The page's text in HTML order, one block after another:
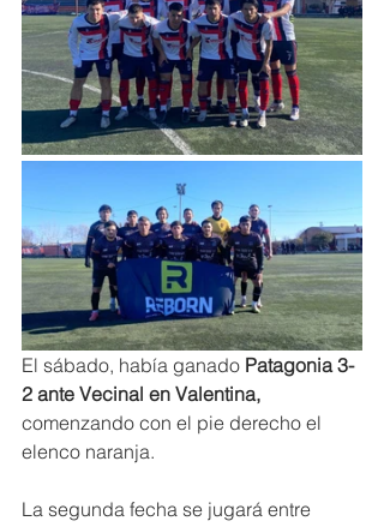
El sábado, había ganado Patagonia 3-
2 ante Vecinal en Valentina,
comenzando con el pie derecho el
elenco naranja.
La segunda fecha se jugará entre